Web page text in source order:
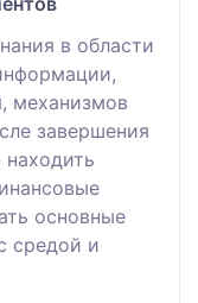
в области
механизмов
завершения
основные
средой и